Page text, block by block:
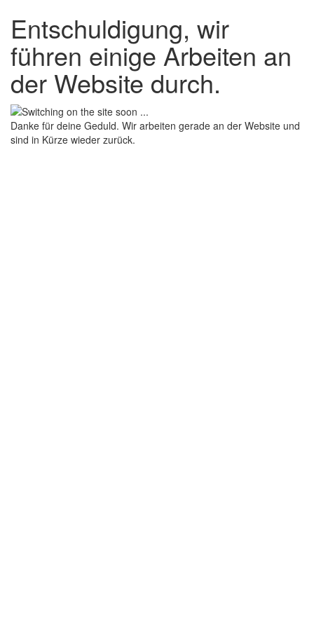
Entschuldigung, wir
führen einige Arbeiten an
der Website durch.
Danke für deine Geduld. Wir arbeiten gerade an der Website und
sind in Kürze wieder zurück.